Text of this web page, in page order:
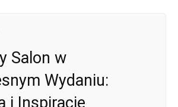
Salon w
Wydaniu:
i Inspiracje